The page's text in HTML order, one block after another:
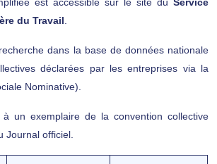
du Travail
dans la base de données nationale
déclarées par les entreprises via la
Nominative).
à un exemplaire de la convention collective
Journal officiel.